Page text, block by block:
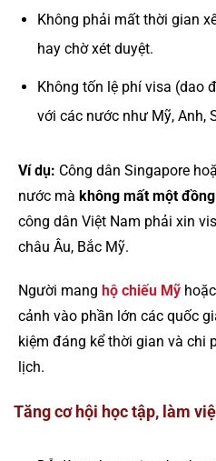
Không phải mất thời gian
hay chờ xét duyệt.
Không tốn lệ phí visa (dao
với các nước như Mỹ, Anh,
Ví dụ: Công dân Singapore
nước mà không mất một
công dân Việt Nam phải xin
châu Âu, Bắc Mỹ.
Người mang hộ chiếu Mỹ hoặc
cảnh vào phần lớn các quốc
kiệm đáng kể thời gian và chi
lịch.
Tăng cơ hội học tập, làm